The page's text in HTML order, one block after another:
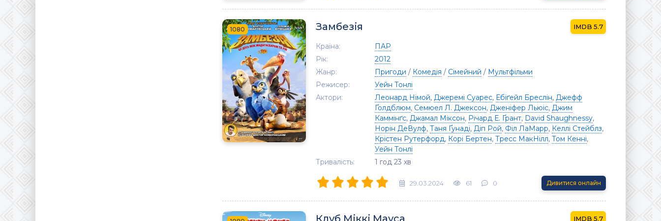
1080 Замбезія 5.7
Країна:
ПАР
Рік:
2012
Жанр:
Пригоди / Комедія / Сімейний / Мультфільми
Режисер:
Уейн Тонлі
Актори:
Леонард Німой, Джеремі Суарес, Ебіґейл Бреслін, Джефф
Ґолдблюм, Семюел Л. Джексон, Дженіфер Льюіс, Джим
Каммінґс, Джамал Міксон, Річард Е. Ґрант, David Shaughnessy,
Норін ДеВулф, Таня Ґунаді, Діп Рой, Філ ЛаМарр, Келлі Стейблз,
Крістен Рутерфорд, Корі Бертен, Тресс МакНілл, Том Кенні,
Уейн Тонлі
Тривалість:
1 год 23 хв
29.03.2024 61 0 Дивитися онлайн
Клуб Міккі Мауса 5.7